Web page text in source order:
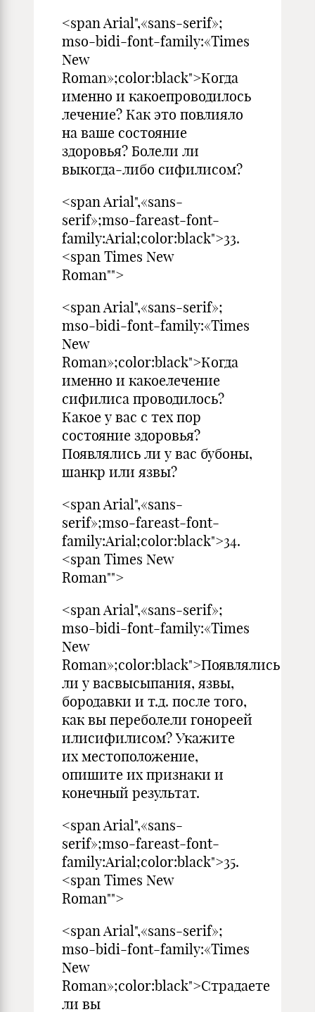
<span Arial",«sans-serif»;
mso-bidi-font-family:«Times
New
Roman»;color:black">Когда
именно и какоепроводилось
лечение? Как это повлия­ло
на ваше состояние
здоровья? Болели ли
выкогда-либо си­филисом?
<span Arial",«sans-
serif»;mso-fareast-font-
family:Arial;color:black">33.
<span Times New
Roman"">
<span Arial",«sans-serif»;
mso-bidi-font-family:«Times
New
Roman»;color:black">Когда
именно и какоелечение
сифилиса проводилось?
Какое у вас с тех пор
состояние здоровья?
Появлялись ли у вас бу­боны,
шанкр или язвы?
<span Arial",«sans-
serif»;mso-fareast-font-
family:Arial;color:black">34.
<span Times New
Roman"">
<span Arial",«sans-serif»;
mso-bidi-font-family:«Times
New
Roman»;color:black">Появлялись
ли у васвысыпания, язвы,
бородавки и т.д. после того,
как вы переболели гонореей
илисифилисом? Укажите
их местоположение,
опишите их признаки и
конечный результат.
<span Arial",«sans-
serif»;mso-fareast-font-
family:Arial;color:black">35.
<span Times New
Roman"">
<span Arial",«sans-serif»;
mso-bidi-font-family:«Times
New
Roman»;color:black">Страдаете
ли вы